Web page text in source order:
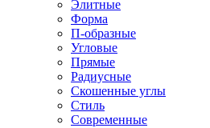
Элитные
Форма
П-образные
Угловые
Прямые
Радиусные
Скошенные углы
Стиль
Современные